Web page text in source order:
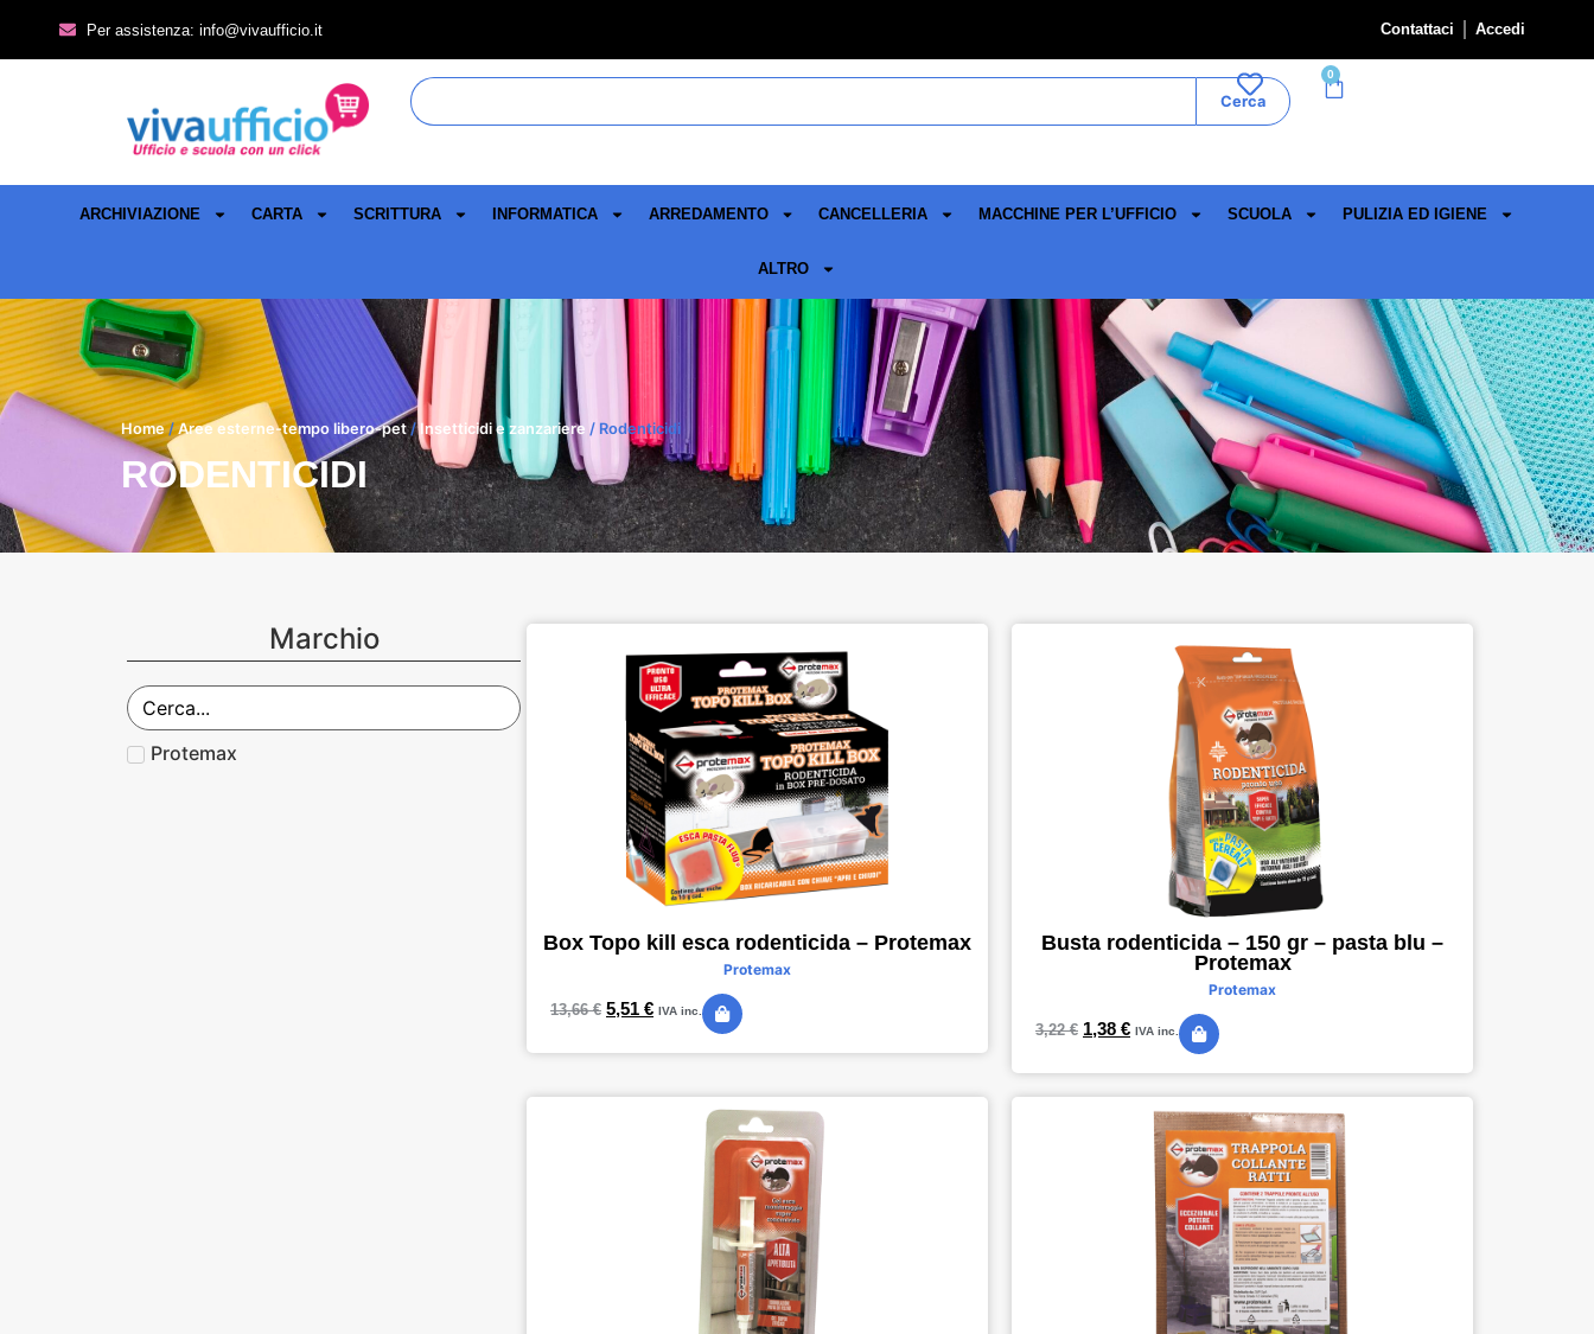
Per assistenza: info@vivaufficio.it Contattaci Accedi
Cerca
0
ARCHIVIAZIONE CARTA SCRITTURA INFORMATICA ARREDAMENTO CANCELLERIA MACCHINE PER L’UFFICIO SCUOLA PULIZIA ED IGIENE
ALTRO
Home/Aree esterne-tempo libero-pet/Insetticidi e zanzariere / Rodenticidi
RODENTICIDI
Marchio
Protemax
Box Topo kill esca rodenticida – Protemax
Protemax
13,66€ 5,51 € IVA inc.
Busta rodenticida – 150 gr – pasta blu –
Protemax
Protemax
3,22€ 1,38 € IVA inc.